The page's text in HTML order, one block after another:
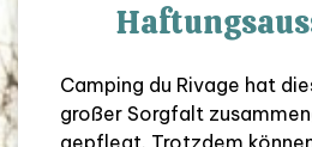
Camping du Rivage hat
großer Sorgfalt